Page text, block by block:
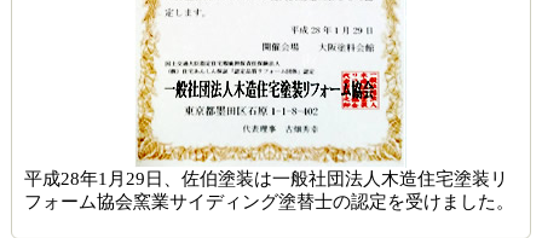
平成28年1月29日、佐伯塗装は一般社団法人木造住宅塗装リ
フォーム協会窯業サイディング塗替士の認定を受けました。